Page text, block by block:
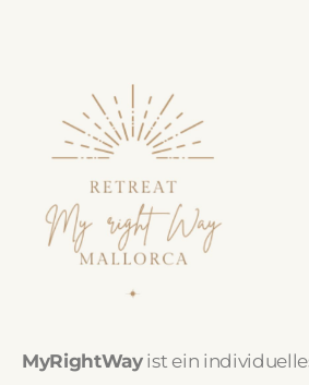
MyRightWayist ein